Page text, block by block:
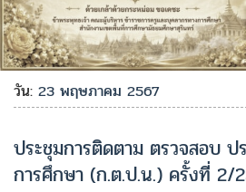
วัน:23 พฤษภาคม 2567
ประชุมการติดตาม ตรวจสอบ ป
การศึกษา (ก.ต.ป.น.) ครั้งที่ 2/